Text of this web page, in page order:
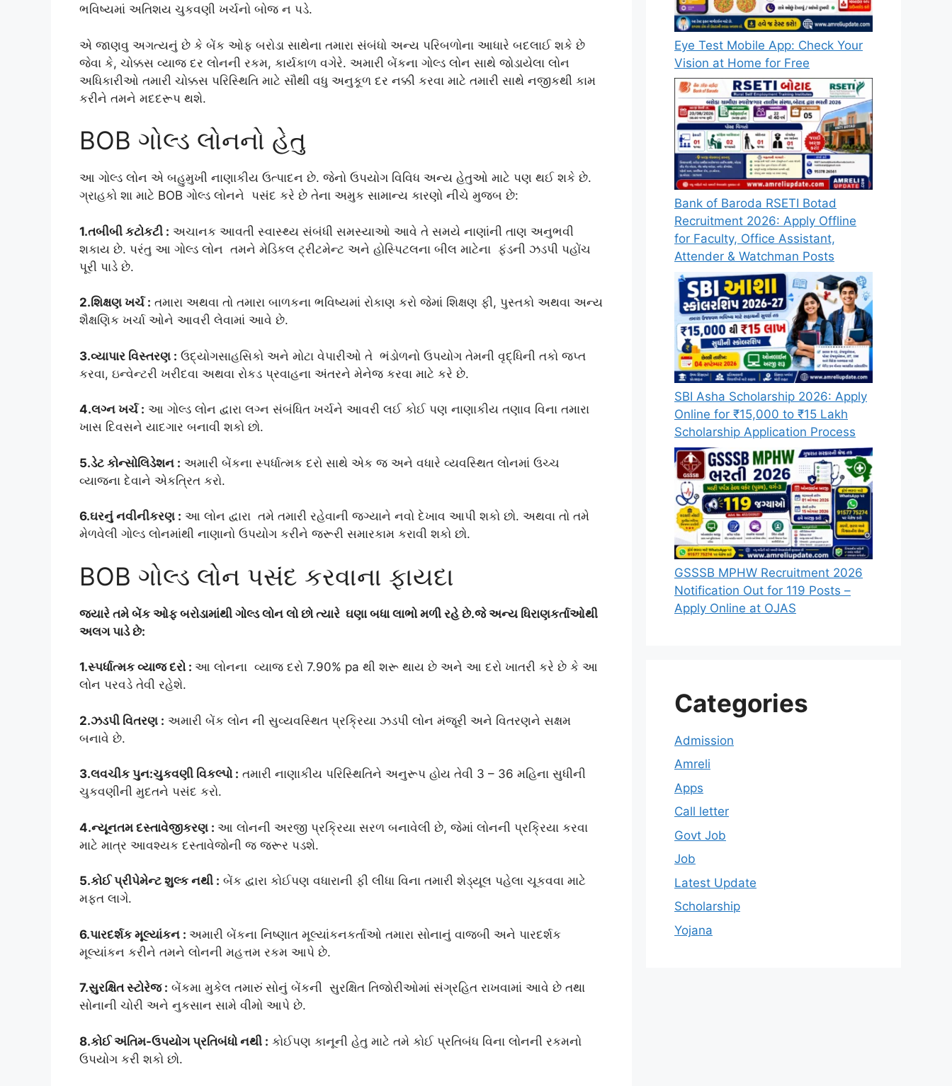
ભવિષ્યમાં અતિશય ચુકવણી ખર્ચનો બોજ ન પડે.
એ જાણવુ અગત્યનું છે કે બેંક ઓફ બરોડા સાથેના તમારા સંબંધો અન્ય પરિબળોના આધારે બદલાઈ શકે છે
જેવા કે, ચોક્કસ વ્યાજ દર લોનની રકમ, કાર્યકાળ વગેરે. અમારી બેંકના ગોલ્ડ લોન સાથે જોડાયેલા લોન
અધિકારીઓ તમારી ચોક્કસ પરિસ્થિતિ માટે સૌથી વધુ અનુકૂળ દર નક્કી કરવા માટે તમારી સાથે નજીકથી કામ
કરીને તમને મદદરૂપ થશે.
BOB ગોલ્ડ લોનનો હેતુ
આ ગોલ્ડ લોન એ બહુમુખી નાણાકીય ઉત્પાદન છે. જેનો ઉપયોગ વિવિધ અન્ય હેતુઓ માટે પણ થઈ શકે છે.
ગ્રાહકો શા માટે BOB ગોલ્ડ લોનને પસંદ કરે છે તેના અમુક સામાન્ય કારણો નીચે મુજબ છે:
1.તબીબી કટોકટી : અચાનક આવતી સ્વાસ્થ્ય સંબંધી સમસ્યાઓ આવે તે સમયે નાણાંની તાણ અનુભવી
શકાય છે. પરંતુ આ ગોલ્ડ લોન તમને મેડિકલ ટ્રીટમેન્ટ અને હોસ્પિટલના બીલ માટેના ફંડની ઝડપી પહોંચ
પૂરી પાડે છે.
2.શિક્ષણ ખર્ચ : તમારા અથવા તો તમારા બાળકના ભવિષ્યમાં રોકાણ કરો જેમાં શિક્ષણ ફી, પુસ્તકો અથવા અન્ય
શૈક્ષણિક ખર્ચા ઓને આવરી લેવામાં આવે છે.
3.વ્યાપાર વિસ્તરણ : ઉદ્યોગસાહસિકો અને મોટા વેપારીઓ તે ભંડોળનો ઉપયોગ તેમની વૃદ્ધિની તકો જપ્ત
કરવા, ઇન્વેન્ટરી ખરીદવા અથવા રોકડ પ્રવાહના અંતરને મેનેજ કરવા માટે કરે છે.
4.લગ્ન ખર્ચ : આ ગોલ્ડ લોન દ્વારા લગ્ન સંબંધિત ખર્ચને આવરી લઈ કોઈ પણ નાણાકીય તણાવ વિના તમારા
ખાસ દિવસને યાદગાર બનાવી શકો છો.
5.ડેટ કોન્સોલિડેશન : અમારી બેંકના સ્પર્ધાત્મક દરો સાથે એક જ અને વધારે વ્યવસ્થિત લોનમાં ઉચ્ચ
વ્યાજના દેવાને એકત્રિત કરો.
6.ઘરનું નવીનીકરણ : આ લોન દ્વારા તમે તમારી રહેવાની જગ્યાને નવો દેખાવ આપી શકો છો. અથવા તો તમે
મેળવેલી ગોલ્ડ લોનમાંથી નાણાનો ઉપયોગ કરીને જરૂરી સમારકામ કરાવી શકો છો.
BOB ગોલ્ડ લોન પસંદ કરવાના ફાયદા
જ્યારે તમે બેંક ઓફ બરોડામાંથી ગોલ્ડ લોન લો છો ત્યારે ઘણા બધા લાભો મળી રહે છે.જે અન્ય ધિરાણકર્તાઓથી
અલગ પાડે છે:
1.સ્પર્ધાત્મક વ્યાજ દરો : આ લોનના વ્યાજ દરો 7.90% pa થી શરૂ થાય છે અને આ દરો ખાતરી કરે છે કે આ
લોન પરવડે તેવી રહેશે.
2.ઝડપી વિતરણ : અમારી બેંક લોન ની સુવ્યવસ્થિત પ્રક્રિયા ઝડપી લોન મંજૂરી અને વિતરણને સક્ષમ
બનાવે છે.
3.લવચીક પુન:ચુકવણી વિકલ્પો : તમારી નાણાકીય પરિસ્થિતિને અનુરૂપ હોય તેવી 3 – 36 મહિના સુધીની
ચુકવણીની મુદતને પસંદ કરો.
4.ન્યૂનતમ દસ્તાવેજીકરણ : આ લોનની અરજી પ્રક્રિયા સરળ બનાવેલી છે, જેમાં લોનની પ્રક્રિયા કરવા
માટે માત્ર આવશ્યક દસ્તાવેજોની જ જરૂર પડશે.
5.કોઈ પ્રીપેમેન્ટ શુલ્ક નથી : બેંક દ્વારા કોઈપણ વધારાની ફી લીધા વિના તમારી શેડ્યૂલ પહેલા ચૂકવવા માટે
મફત લાગે.
6.પારદર્શક મૂલ્યાંકન : અમારી બેંકના નિષ્ણાત મૂલ્યાંકનકર્તાઓ તમારા સોનાનું વાજબી અને પારદર્શક
મૂલ્યાંકન કરીને તમને લોનની મહત્તમ રકમ આપે છે.
7.સુરક્ષિત સ્ટોરેજ : બેંકમા મુકેલ તમારું સોનું બેંકની સુરક્ષિત તિજોરીઓમાં સંગ્રહિત રાખવામાં આવે છે તથા
સોનાની ચોરી અને નુકસાન સામે વીમો આપે છે.
8.કોઈ અંતિમ-ઉપયોગ પ્રતિબંધો નથી : કોઈપણ કાનૂની હેતુ માટે તમે કોઈ પ્રતિબંધ વિના લોનની રકમનો
ઉપયોગ કરી શકો છો.
Eye Test Mobile App: Check Your
Vision at Home for Free
Bank of Baroda RSETI Botad
Recruitment 2026: Apply Offline
for Faculty, Office Assistant,
Attender & Watchman Posts
SBI Asha Scholarship 2026: Apply
Online for ₹15,000 to ₹15 Lakh
Scholarship Application Process
GSSSB MPHW Recruitment 2026
Notification Out for 119 Posts –
Apply Online at OJAS
Categories
Admission
Amreli
Apps
Call letter
Govt Job
Job
Latest Update
Scholarship
Yojana